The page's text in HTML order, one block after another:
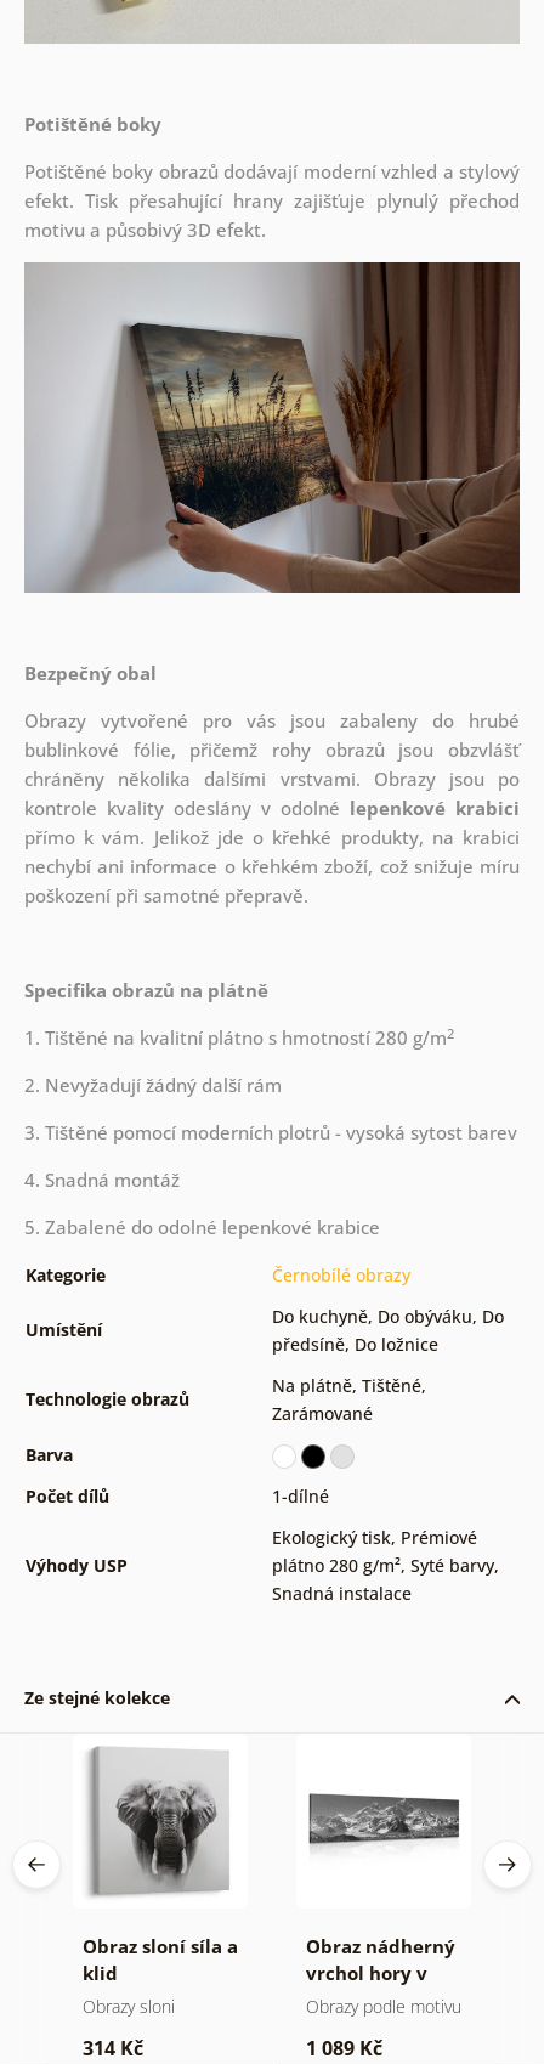
Potištěné boky
Potištěné boky obrazů dodávají moderní vzhled a stylový
efekt. Tisk přesahující hrany zajišťuje plynulý přechod
motivu a působivý 3D efekt.
Bezpečný obal
Obrazy vytvořené pro vás jsou zabaleny do hrubé
bublinkové fólie, přičemž rohy obrazů jsou obzvlášť
chráněny několika dalšími vrstvami. Obrazy jsou po
kontrole kvality odeslány v odolné lepenkové krabici
přímo k vám. Jelikož jde o křehké produkty, na krabici
nechybí ani informace o křehkém zboží, což snižuje míru
poškození při samotné přepravě.
Specifika obrazů na plátně
1. Tištěné na kvalitní plátno s hmotností 280 g/m2
2. Nevyžadují žádný další rám
3. Tištěné pomocí moderních plotrů - vysoká sytost barev
4. Snadná montáž
5. Zabalené do odolné lepenkové krabice
Kategorie Černobílé obrazy
Umístění
Do kuchyně, Do obýváku, Do
předsíně, Do ložnice
Technologie obrazů
Na plátně, Tištěné,
Zarámované
Barva
Počet dílů
1-dílné
Výhody USP
Ekologický tisk, Prémiové
plátno 280 g/m², Syté barvy,
Snadná instalace
Ze stejné kolekce
Obraz sloní síla a
klid
Obrazy sloni
314 Kč
Obraz nádherný
vrchol hory v
černobílém
Obrazy podle motivu
1 089 Kč